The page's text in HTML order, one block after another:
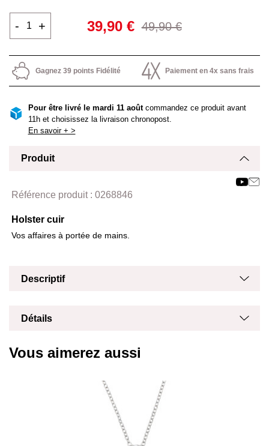
39,90 € 49,90 €
- +
Gagnez 39 points Fidélité Paiement en 4x sans frais
Pour être livré le mardi 11 aoûtcommandez ce produit avant
11h et choisissez la livraison chronopost.
En savoir + >
Produit
Référence produit : 0268846
Holster cuir
Vos affaires à portée de mains.
Descriptif
Détails
Vous aimerez aussi